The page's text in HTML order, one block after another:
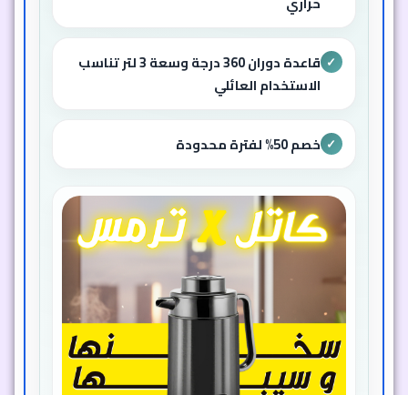
✓
قاعدة دوران 360 درجة وسعة 3 لتر تناسب
الاستخدام العائلي
✓ خصم 50% لفترة محدودة